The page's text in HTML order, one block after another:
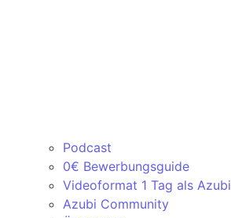
Podcast
0€ Bewerbungsguide
Videoformat 1 Tag als Azubi
Azubi Community